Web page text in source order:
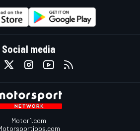
Social media
Motor1.com